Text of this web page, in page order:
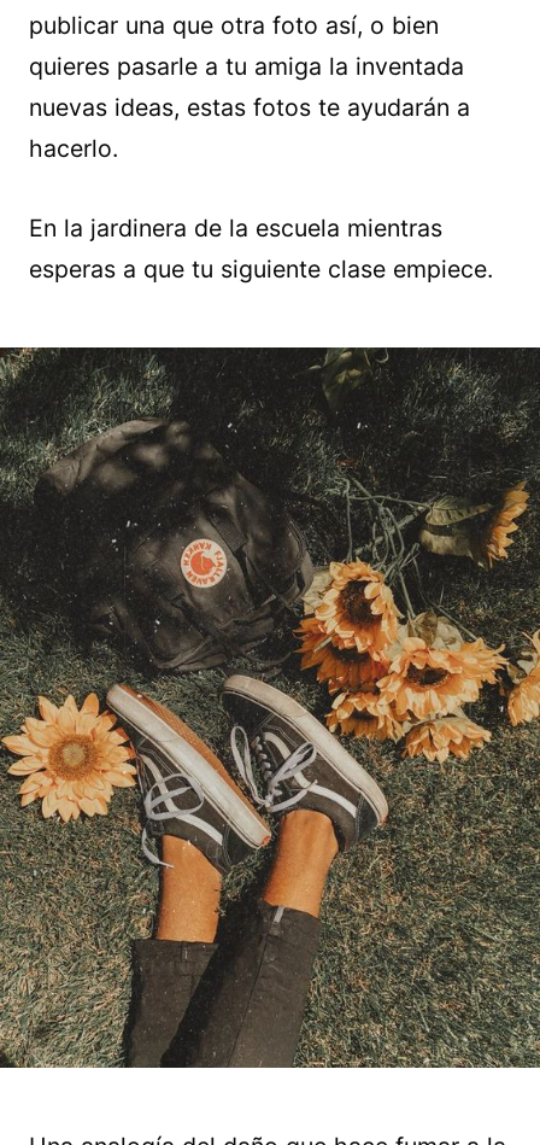
publicar una que otra foto así, o bien
quieres pasarle a tu amiga la inventada
nuevas ideas, estas fotos te ayudarán a
hacerlo.
En la jardinera de la escuela mientras
esperas a que tu siguiente clase empiece.